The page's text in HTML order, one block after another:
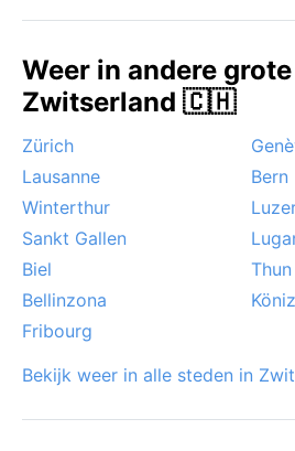
in een mysterieuze sfeer hult.
een plotselinge opwarming
orkanen of moessons hier
Weer in andere
Zwitserland 🇨🇭
Zürich
Lausanne
Bern
Winterthur
Sankt Gallen
Biel
Thun
Bellinzona
Köniz
Fribourg
Bekijk weer in alle steden in